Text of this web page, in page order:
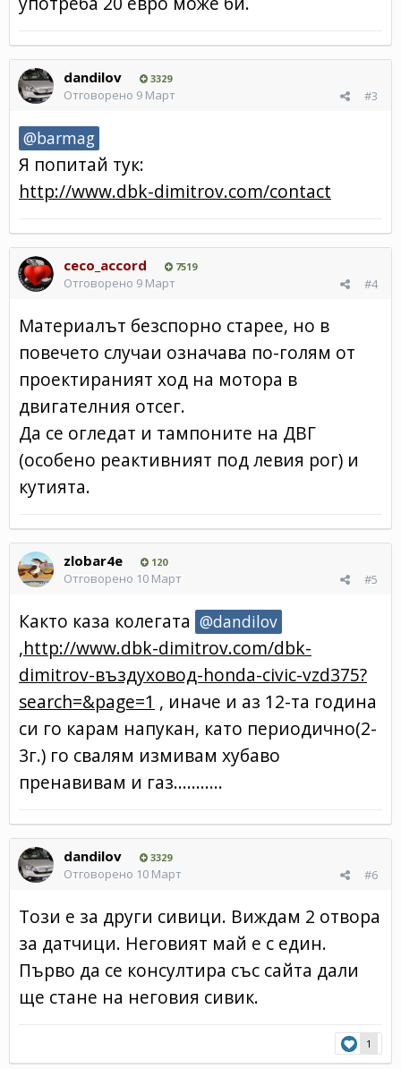
dandilov 3329
#3
Отговорено 9 Март
@barmag
Я попитай тук:
http://www.dbk-dimitrov.com/contact
ceco_accord 7519
#4
Отговорено 9 Март
Материалът безспорно старее, но в
повечето случаи означава по-голям от
проектираният ход на мотора в
двигателния отсег.
Да се огледат и тампоните на ДВГ
(особено реактивният под левия рог) и
кутията.
zlobar4e 120
#5
Отговорено 10 Март
Както каза колегата @dandilov
,http://www.dbk-dimitrov.com/dbk-
dimitrov-въздуховод-honda-civic-vzd375?
search=&page=1 , иначе и аз 12-та година
си го карам напукан, като периодично(2-
3г.) го свалям измивам хубаво
пренавивам и газ...........
dandilov 3329
#6
Отговорено 10 Март
Този е за други сивици. Виждам 2 отвора
за датчици. Неговият май е с един.
Първо да се консултира със сайта дали
ще стане на неговия сивик.
1